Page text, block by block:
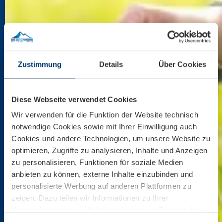
Zustimmung Details Über Cookies
Diese Webseite verwendet Cookies
Wir verwenden für die Funktion der Website technisch
notwendige Cookies sowie mit Ihrer Einwilligung auch
Cookies und andere Technologien, um unsere Website zu
optimieren, Zugriffe zu analysieren, Inhalte und Anzeigen
zu personalisieren, Funktionen für soziale Medien
anbieten zu können, externe Inhalte einzubinden und
personalisierte Werbung auf anderen Plattformen zu
zeigen. Dazu teilen wir Informationen zu Ihrer